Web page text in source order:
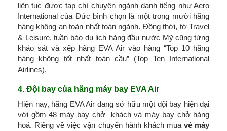
liên tục được tạp chí chuyên ngành danh tiếng như Aero
International của Đức bình chọn là một trong mười hãng
hàng không an toàn nhất toàn ngành. Đồng thời, tờ Travel
& Leisure, tuần báo du lịch hàng đầu nước Mỹ cũng từng
khảo sát và xếp hãng EVA Air vào hàng “Top 10 hãng
hàng không tốt nhất toàn cầu” (Top Ten International
Airlines).
4. Đội bay của hãng máy bay EVA Air
Hiện nay, hãng EVA Air đang sở hữu một đội bay hiện đại
với gồm 48 máy bay chở khách và máy bay chở hàng
hoá. Riêng về việc vận chuyển hành khách mua vé máy